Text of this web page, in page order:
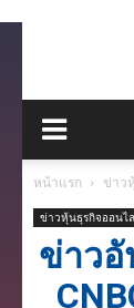
หน้าแรก ข่าว
ข่าวหุ้นธุรกิจออนไ
ข่าวอั